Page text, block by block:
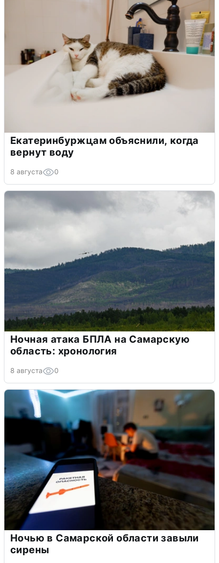
Екатеринбуржцам объяснили, когда
вернут воду
8 августа 0
Ночная атака БПЛА на Самарскую
область: хронология
8 августа 0
Ночью в Самарской области завыли
сирены